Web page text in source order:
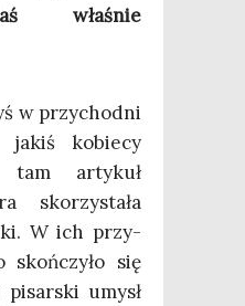
wła­śnie
w przy­chod­ni
jakiś kobie­cy
tam arty­kuł
sko­rzy­sta­ła
W ich przy­
skoń­czy­ło się
umysł